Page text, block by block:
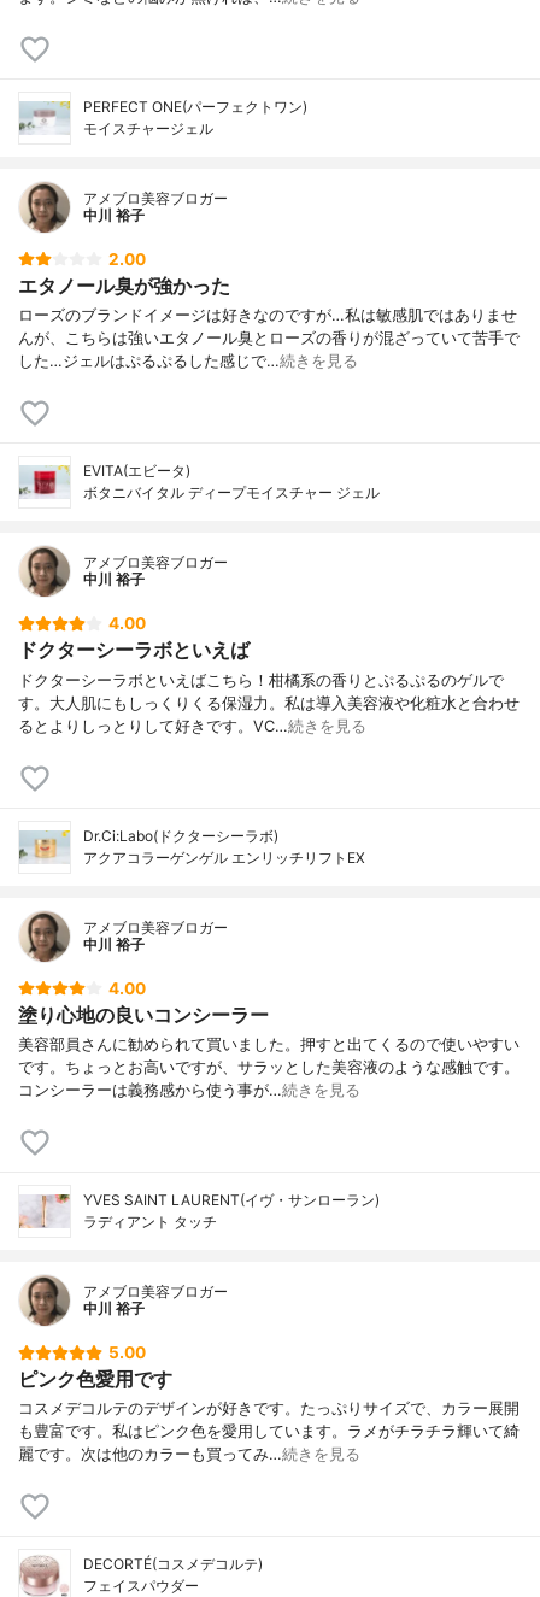
PERFECT ONE(パーフェクトワン)
モイスチャージェル
アメブロ美容ブロガー
中川 裕子
2.00
エタノール臭が強かった
ローズのブランドイメージは好きなのですが…私は敏感肌ではありませ
んが、こちらは強いエタノール臭とローズの香りが混ざっていて苦手で
した…ジェルはぷるぷるした感じで…続きを見る
EVITA(エビータ)
ボタニバイタル ディープモイスチャー ジェル
アメブロ美容ブロガー
中川 裕子
4.00
ドクターシーラボといえば
ドクターシーラボといえばこちら！柑橘系の香りとぷるぷるのゲルで
す。大人肌にもしっくりくる保湿力。私は導入美容液や化粧水と合わせ
るとよりしっとりして好きです。VC…続きを見る
Dr.Ci:Labo(ドクターシーラボ)
アクアコラーゲンゲル エンリッチリフトEX
アメブロ美容ブロガー
中川 裕子
4.00
塗り心地の良いコンシーラー
美容部員さんに勧められて買いました。押すと出てくるので使いやすい
です。ちょっとお高いですが、サラッとした美容液のような感触です。
コンシーラーは義務感から使う事が…続きを見る
YVES SAINT LAURENT(イヴ・サンローラン)
ラディアント タッチ
アメブロ美容ブロガー
中川 裕子
5.00
ピンク色愛用です
コスメデコルテのデザインが好きです。たっぷりサイズで、カラー展開
も豊富です。私はピンク色を愛用しています。ラメがチラチラ輝いて綺
麗です。次は他のカラーも買ってみ…続きを見る
DECORTÉ(コスメデコルテ)
フェイスパウダー